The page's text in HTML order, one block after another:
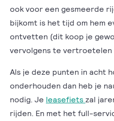
ook voor een gesmeerde
bijkomt is het tijd om hem
ontvetten (dit koop je
vervolgens te vertroetelen
Als je deze punten in acht
onderhouden dan heb je
nodig. Je leasefiets zal
rijden. En met het full-